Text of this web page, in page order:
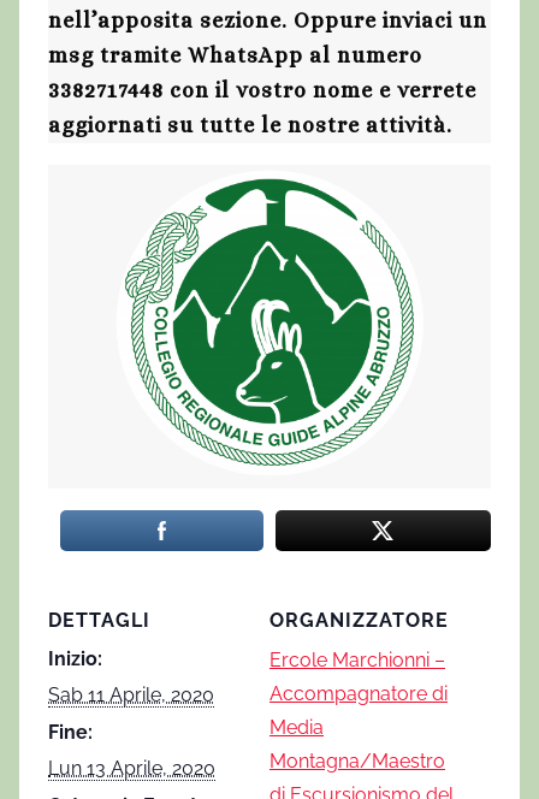
nell’apposita sezione. Oppure inviaci un
msg tramite WhatsApp al numero
3382717448 con il vostro nome e verrete
aggiornati su tutte le nostre attività.
DETTAGLI
Inizio:
Sab 11 Aprile, 2020
Fine:
Lun 13 Aprile, 2020
ORGANIZZATORE
Ercole Marchionni –
Accompagnatore di
Media
Montagna/Maestro